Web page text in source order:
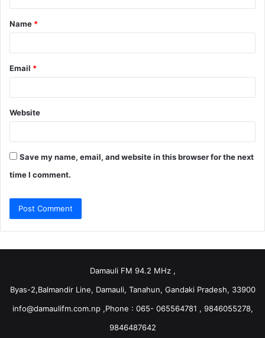
t
*
Name *
Email *
Website
Save my name, email, and website in this browser for the next
time I comment.
Damauli FM 94.2 MHz ,
Byas-2,Balmandir Line, Damauli, Tanahun, Gandaki Pradesh, 33900
info@damaulifm.com.np,Phone : 065- 065564781 , 9846055278,
9846487642